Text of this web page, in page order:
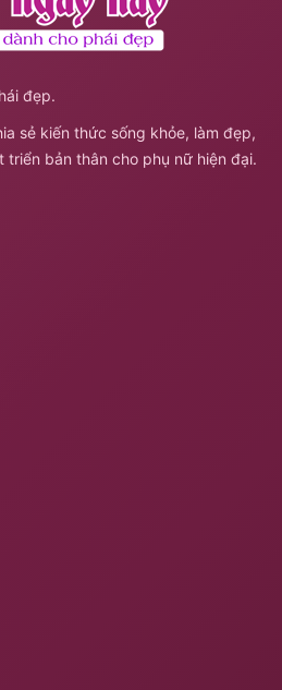
đẹp.
sẻ kiến thức sống khỏe, làm đẹp,
triển bản thân cho phụ nữ hiện đại.